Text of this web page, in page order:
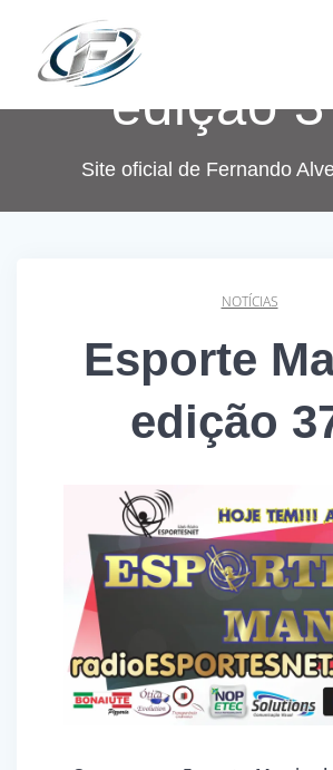
Esporte
edição
Site oficial de Fernando
NOTÍCIAS
Esporte
edição